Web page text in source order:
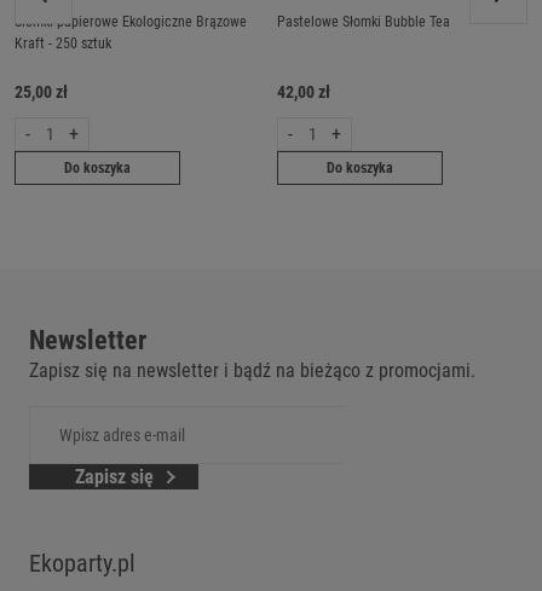
Słomki papierowe Ekologiczne Brązowe
Kraft - 250 sztuk
25,00 zł
- +
Do koszyka
Pastelowe Słomki Bubble Tea
42,00 zł
- +
Do koszyka
Newsletter
Zapisz się na newsletter i bądź na bieżąco z promocjami.
Zapisz się
Ekoparty.pl